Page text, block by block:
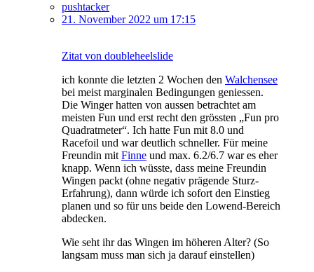
pushtacker
21. November 2022 um 17:15
Zitat von doubleheelslide
ich konnte die letzten 2 Wochen den Walchensee
bei meist marginalen Bedingungen geniessen.
Die Winger hatten von aussen betrachtet am
meisten Fun und erst recht den grössten „Fun pro
Quadratmeter“. Ich hatte Fun mit 8.0 und
Racefoil und war deutlich schneller. Für meine
Freundin mitFinne und max. 6.2/6.7 war es eher
knapp. Wenn ich wüsste, dass meine Freundin
Wingen packt (ohne negativ prägende Sturz-
Erfahrung), dann würde ich sofort den Einstieg
planen und so für uns beide den Lowend-Bereich
abdecken.
Wie seht ihr das Wingen im höheren Alter? (So
langsam muss man sich ja darauf einstellen)